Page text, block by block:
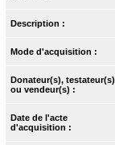
Description :
Mode d'acquisition :
Donateur(s), testateur(s)
ou vendeur(s) :
Date de l'acte
d'acquisition :